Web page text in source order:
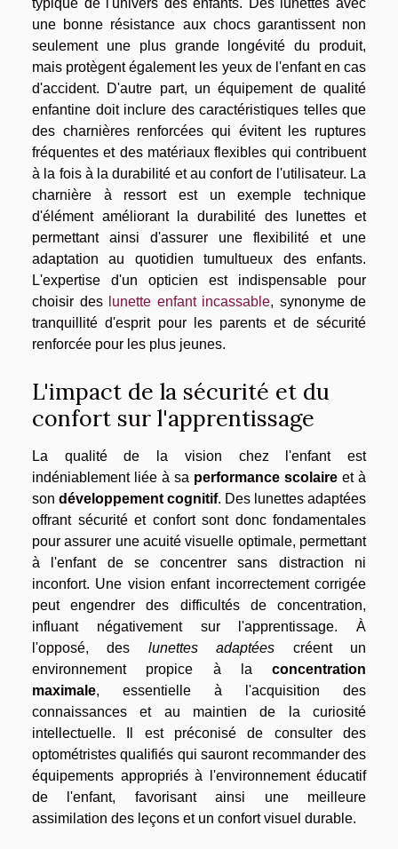
typique de l'univers des enfants. Des lunettes avec
une bonne résistance aux chocs garantissent non
seulement une plus grande longévité du produit,
mais protègent également les yeux de l'enfant en cas
d'accident. D'autre part, un équipement de qualité
enfantine doit inclure des caractéristiques telles que
des charnières renforcées qui évitent les ruptures
fréquentes et des matériaux flexibles qui contribuent
à la fois à la durabilité et au confort de l'utilisateur. La
charnière à ressort est un exemple technique
d'élément améliorant la durabilité des lunettes et
permettant ainsi d'assurer une flexibilité et une
adaptation au quotidien tumultueux des enfants.
L'expertise d'un opticien est indispensable pour
choisir des
lunette enfant incassable, synonyme de
tranquillité d'esprit pour les parents et de sécurité
renforcée pour les plus jeunes.
L'impact de la sécurité et du
confort sur l'apprentissage
La qualité de la vision chez l'enfant est
indéniablement liée à sa performance scolaire et à
son développement cognitif. Des lunettes adaptées
offrant sécurité et confort sont donc fondamentales
pour assurer une acuité visuelle optimale, permettant
à l'enfant de se concentrer sans distraction ni
inconfort. Une vision enfant incorrectement corrigée
peut engendrer des difficultés de concentration,
influant négativement sur l'apprentissage. À
l'opposé, des lunettes adaptées créent un
environnement propice à la concentration
maximale, essentielle à l'acquisition des
connaissances et au maintien de la curiosité
intellectuelle. Il est préconisé de consulter des
optométristes qualifiés qui sauront recommander des
équipements appropriés à l'environnement éducatif
de l'enfant, favorisant ainsi une meilleure
assimilation des leçons et un confort visuel durable.